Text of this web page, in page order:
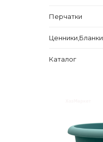
Перчатки
Ценники,Бланки
Каталог